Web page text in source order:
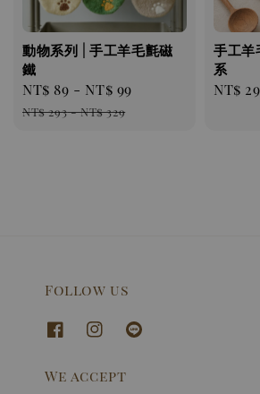
動物系列 | 手工羊毛氈磁
鐵
Sale
price
NT$ 89 - NT$ 99
NT$ 293-NT$ 329
手工羊
系
Sale
NT$
Follow us
We accept